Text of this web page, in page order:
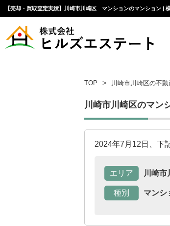
【売却・買取査定実績】川崎市川崎区 マンションのマンション |
TOP 川崎市川崎区の不
川崎市川崎区のマン
2024年7月12日、下
エリア 川崎市
種別 マンシ